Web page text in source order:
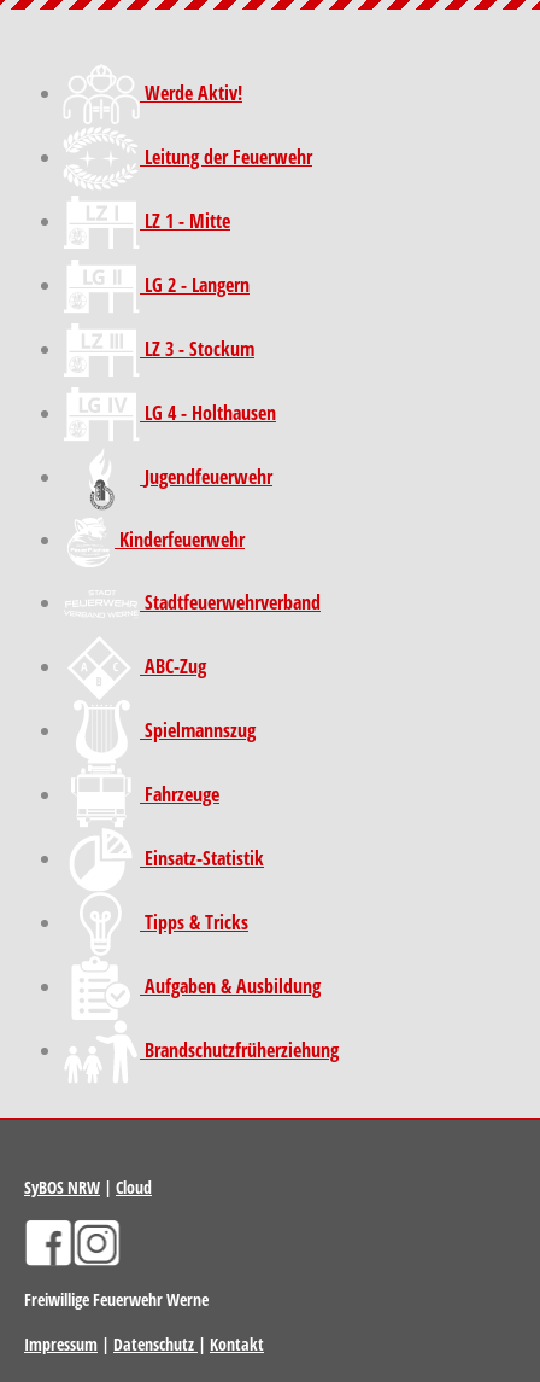
Werde Aktiv!
Leitung der Feuerwehr
LZ 1 - Mitte
LG 2 - Langern
LZ 3 - Stockum
LG 4 - Holthausen
Jugendfeuerwehr
Kinder­feuer­wehr
Stadt­feuer­wehr­verband
ABC-Zug
Spielmannszug
Fahrzeuge
Einsatz-Statistik
Tipps & Tricks
Aufgaben & Ausbildung
Brand­schutz­früh­erziehung
SyBOS NRW | Cloud
Freiwillige Feuerwehr Werne
Impressum | Datenschutz | Kontakt